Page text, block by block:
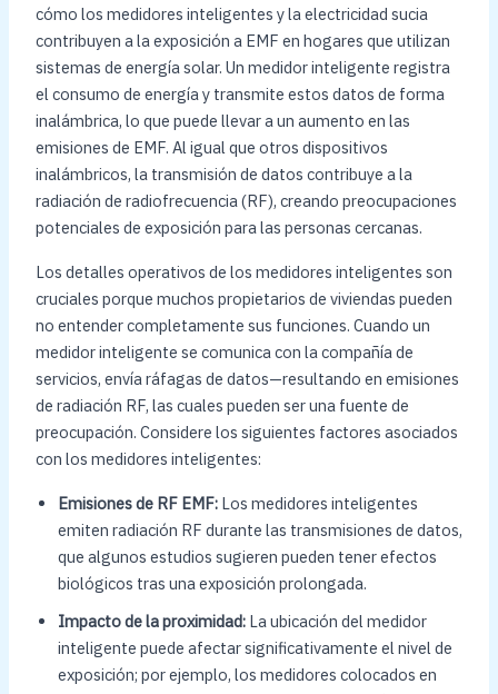
cómo los medidores inteligentes y la electricidad sucia
contribuyen a la exposición a EMF en hogares que utilizan
sistemas de energía solar. Un medidor inteligente registra
el consumo de energía y transmite estos datos de forma
inalámbrica, lo que puede llevar a un aumento en las
emisiones de EMF. Al igual que otros dispositivos
inalámbricos, la transmisión de datos contribuye a la
radiación de radiofrecuencia (RF), creando preocupaciones
potenciales de exposición para las personas cercanas.
Los detalles operativos de los medidores inteligentes son
cruciales porque muchos propietarios de viviendas pueden
no entender completamente sus funciones. Cuando un
medidor inteligente se comunica con la compañía de
servicios, envía ráfagas de datos—resultando en emisiones
de radiación RF, las cuales pueden ser una fuente de
preocupación. Considere los siguientes factores asociados
con los medidores inteligentes:
Emisiones de RF EMF:Los medidores inteligentes
emiten radiación RF durante las transmisiones de datos,
que algunos estudios sugieren pueden tener efectos
biológicos tras una exposición prolongada.
Impacto de la proximidad:La ubicación del medidor
inteligente puede afectar significativamente el nivel de
exposición; por ejemplo, los medidores colocados en